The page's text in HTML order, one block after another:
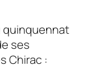
quinquennat
ses
Chirac :